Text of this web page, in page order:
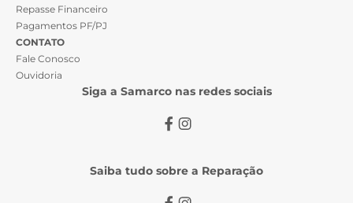
Repasse Financeiro
Pagamentos PF/PJ
CONTATO
Fale Conosco
Ouvidoria
Siga a Samarco nas redes sociais
Saiba tudo sobre a Reparação